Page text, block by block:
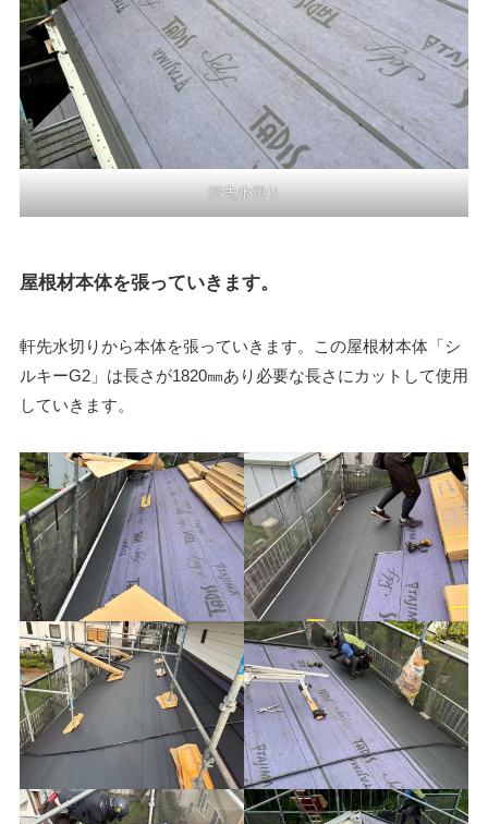
軒先水切り
屋根材本体を張っていきます。
軒先水切りから本体を張っていきます。この屋根材本体「シ
ルキーG2」は長さが1820㎜あり必要な長さにカットして使用
していきます。